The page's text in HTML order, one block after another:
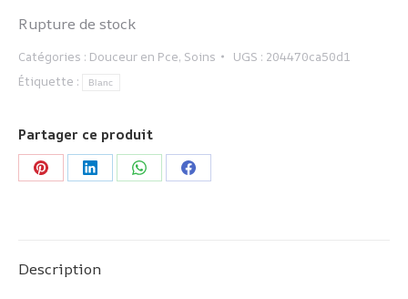
Rupture de stock
Catégories : Douceur en Pce, Soins UGS : 204470ca50d1
Étiquette :
Blanc
Partager ce produit
PartagerPartagerPartagerPartager
Description